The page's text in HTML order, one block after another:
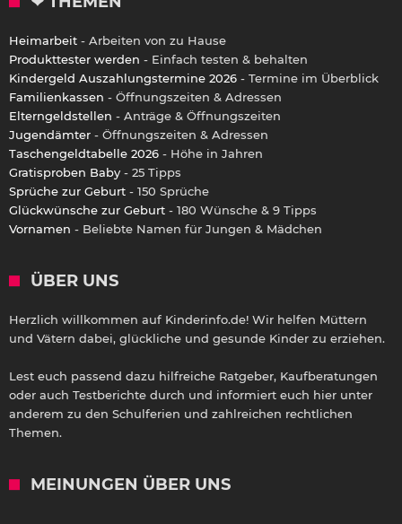
Heimarbeit - Arbeiten von zu Hause
Produkttester werden - Einfach testen & behalten
Kindergeld Auszahlungstermine 2026 - Termine im Überblick
Familienkassen - Öffnungszeiten & Adressen
Elterngeldstellen - Anträge & Öffnungszeiten
Jugendämter - Öffnungszeiten & Adressen
Taschengeldtabelle 2026 - Höhe in Jahren
Gratisproben Baby - 25 Tipps
Sprüche zur Geburt - 150 Sprüche
Glückwünsche zur Geburt - 180 Wünsche & 9 Tipps
Vornamen - Beliebte Namen für Jungen & Mädchen
ÜBER UNS
Herzlich willkommen auf Kinderinfo.de! Wir helfen Müttern
und Vätern dabei, glückliche und gesunde Kinder zu erziehen.
Lest euch passend dazu hilfreiche Ratgeber, Kaufberatungen
oder auch Testberichte durch und informiert euch hier unter
anderem zu den Schulferien und zahlreichen rechtlichen
Themen.
MEINUNGEN ÜBER UNS